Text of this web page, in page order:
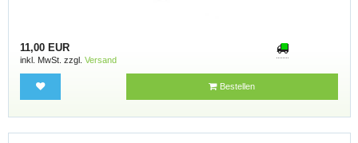
11,00 EUR
inkl. MwSt. zzgl. Versand
Bestellen